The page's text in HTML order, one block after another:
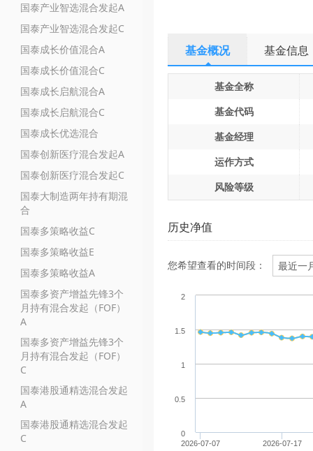
国泰产业智选混合发起A
国泰产业智选混合发起C
国泰成长价值混合A
国泰成长价值混合C
国泰成长启航混合A
国泰成长启航混合C
国泰成长优选混合
国泰创新医疗混合发起A
国泰创新医疗混合发起C
国泰大制造两年持有期混
合
国泰多策略收益C
国泰多策略收益E
国泰多策略收益A
国泰多资产增益先锋3个
月持有混合发起（FOF）
A
国泰多资产增益先锋3个
月持有混合发起（FOF）
C
国泰港股通精选混合发起
A
国泰港股通精选混合发起
C
基金概况 基金信息
基金全称
基金代码
基金经理
运作方式
风险等级
历史净值
您希望查看的时间段：
2026-07-07 2026-07-17
0
0.5
1
1.5
2